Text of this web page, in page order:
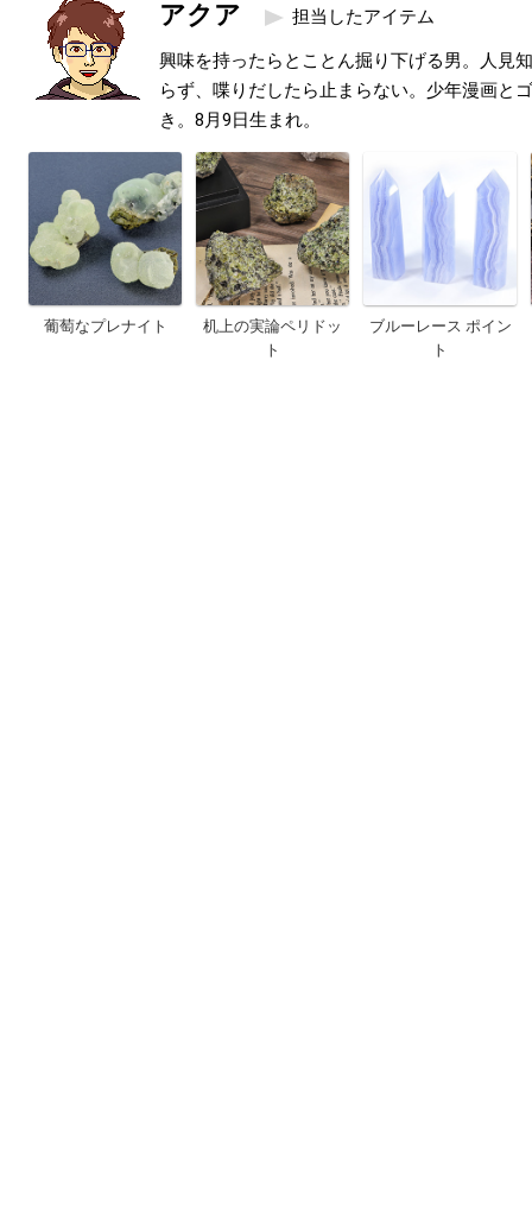
アクア 担当したアイテム
興味を持ったらとことん掘り下げる男。人見
らず、喋りだしたら止まらない。少年漫画と
き。8月9日生まれ。
葡萄なプレナイト
机上の実論ペリドッ
ト
ブルーレース ポイン
ト